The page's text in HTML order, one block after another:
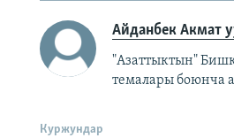
Айданбек Акмат
"Азаттыктын"
темалары боюнча
Куржундар